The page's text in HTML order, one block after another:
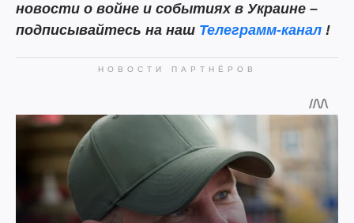
новости о войне и событиях в Украине –
подписывайтесь на наш Телеграмм-канал !